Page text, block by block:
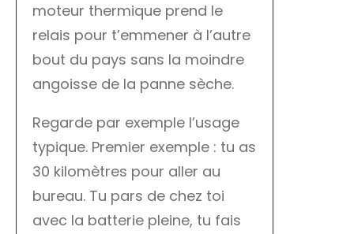
moteur thermique prend le
relais pour t’emmener à l’autre
bout du pays sans la moindre
angoisse de la panne sèche.
Regarde par exemple l’usage
typique. Premier exemple : tu as
30 kilomètres pour aller au
bureau. Tu pars de chez toi
avec la batterie pleine, tu fais